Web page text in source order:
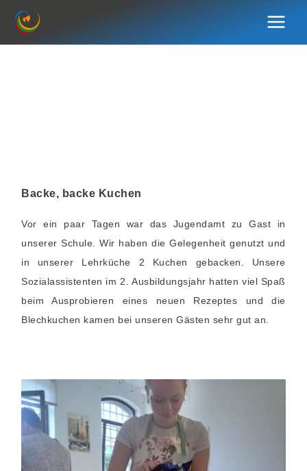
Inhalt
springen
Backe, backe Kuchen
Vor ein paar Tagen war das Jugendamt zu Gast in
unserer Schule. Wir haben die Gelegenheit genutzt und
in unserer Lehrküche 2 Kuchen gebacken. Unsere
Sozialassistenten im 2. Ausbildungsjahr hatten viel Spaß
beim Ausprobieren eines neuen Rezeptes und die
Blechkuchen kamen bei unseren Gästen sehr gut an.